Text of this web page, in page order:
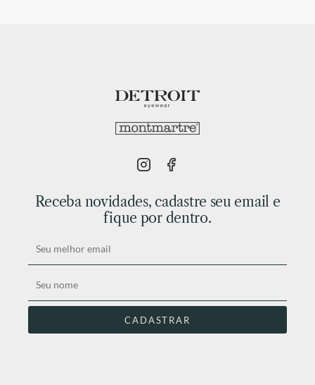
Receba novidades, cadastre seu email e
fique por dentro.